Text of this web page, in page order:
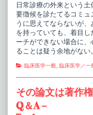
日常診療の外来という
要徴候を診たてるコミュ
うに思えてならないが
を持っていても、着目
ーチができない場合に
ることは疑う余地がない。
Categories
臨床医学一般, 臨床医学／一
その論文は著作
Q＆A－